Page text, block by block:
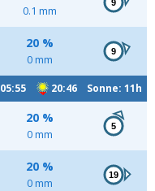
0.1 mm
9
20 %
0 mm
9
05:55 20:46 Sonne: 11h
20 %
0 mm
5
20 %
0 mm
19